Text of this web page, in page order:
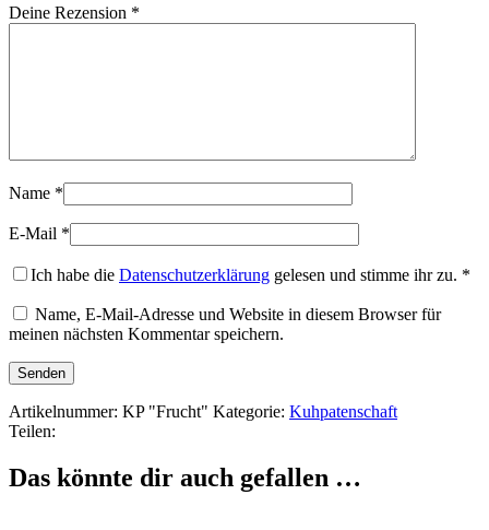
Deine Rezension *
Name *
E-Mail *
Ich habe die Datenschutzerklärung gelesen und stimme ihr zu. *
Name, E-Mail-Adresse und Website in diesem Browser für
meinen nächsten Kommentar speichern.
Artikelnummer: KP "Frucht" Kategorie: Kuhpatenschaft
Teilen:
Das könnte dir auch gefallen …